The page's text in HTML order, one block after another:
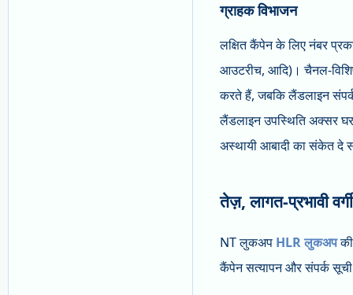
ग्राहक विभाजन
लक्षित कैंपेन के लिए नंबर
आउटरीच, आदि)। चैनल-
करते हैं, जबकि लैंडलाइन
लैंडलाइन उपस्थिति अक्सर
अस्थायी आबादी का संकेत दे
तेज़, लागत-प्रभावी
NT लुकअप HLR लुकअपकी
कैंपेन सत्यापन और संपर्क